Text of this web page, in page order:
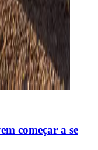
começar a se